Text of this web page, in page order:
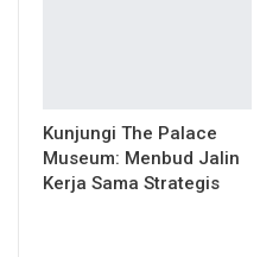
Kunjungi The Palace
Museum: Menbud Jalin
Kerja Sama Strategis